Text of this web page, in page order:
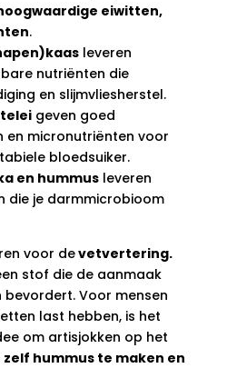
eiwitten,
.
leveren
nutriënten die
en slijmvliesherstel.
geven goed
en micronutriënten voor
bloedsuiker.
en hummusleveren
die je darmmicrobioom
voor devetvertering.
stof die de aanmaak
Voor mensen
last hebben, is het
om artisjokken op het
zelf hummus te maken en